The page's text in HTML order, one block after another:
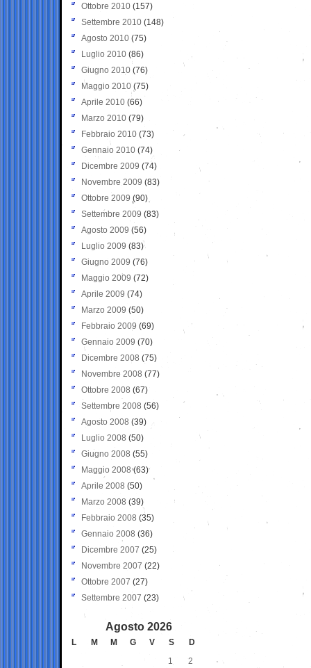
Ottobre 2010 (157)
Settembre 2010 (148)
Agosto 2010 (75)
Luglio 2010 (86)
Giugno 2010 (76)
Maggio 2010 (75)
Aprile 2010 (66)
Marzo 2010 (79)
Febbraio 2010 (73)
Gennaio 2010 (74)
Dicembre 2009 (74)
Novembre 2009 (83)
Ottobre 2009 (90)
Settembre 2009 (83)
Agosto 2009 (56)
Luglio 2009 (83)
Giugno 2009 (76)
Maggio 2009 (72)
Aprile 2009 (74)
Marzo 2009 (50)
Febbraio 2009 (69)
Gennaio 2009 (70)
Dicembre 2008 (75)
Novembre 2008 (77)
Ottobre 2008 (67)
Settembre 2008 (56)
Agosto 2008 (39)
Luglio 2008 (50)
Giugno 2008 (55)
Maggio 2008(63)
Aprile 2008 (50)
Marzo 2008 (39)
Febbraio 2008 (35)
Gennaio 2008 (36)
Dicembre 2007 (25)
Novembre 2007 (22)
Ottobre 2007 (27)
Settembre 2007 (23)
Agosto 2026
L M M G V S
D
1
2